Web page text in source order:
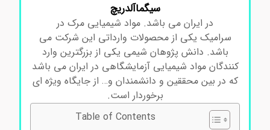
سیگماآلدریچ
در ایران می باشد. مواد شیمیایی مرک در
سرامیکیکی از محصولات وارداتی این شرکت می
باشد. دانش پژوهان شیمی یکی از بزرگترین وارد
کنندگان مواد شیمیایی آزمایشگاهی در ایران می باشد
که در بین محققین و دانشمندان و… از جایگاه ویژه ای
برخوردار است.
Table of Contents